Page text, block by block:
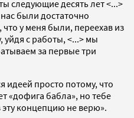
следующие десять лет <...>
были достаточно
у меня были, переехав из
уйдя с работы, <...> мы
за первые три
идеей просто потому, что
«дофига бабла», но тебе
эту концепцию не верю».